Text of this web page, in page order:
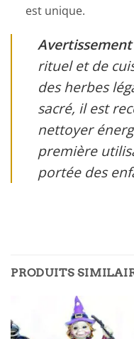
est unique.
rituel et de
des herbes
sacré, il est
nettoyer
première
portée des
PRODUITS